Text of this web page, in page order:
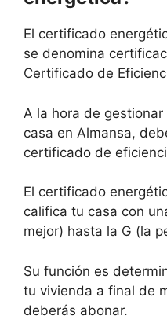
El certificado
se denomina
Certificado de
A la hora de
casa en Almansa,
certificado de
El certificado
califica tu casa con
mejor) hasta la G (la
Su función es
tu vivienda a final de
deberás abonar.